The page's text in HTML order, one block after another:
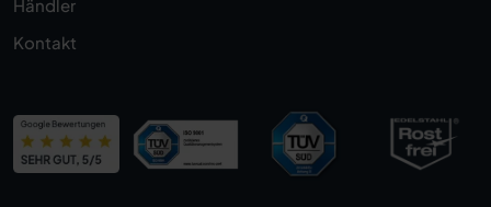
Händler
Kontakt